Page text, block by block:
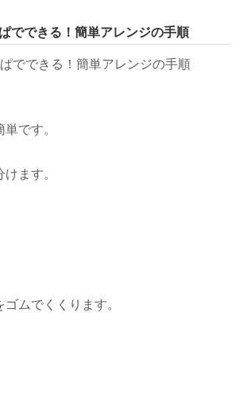
でできる！簡単アレンジの手順
です。
ます。
ムでくくります。